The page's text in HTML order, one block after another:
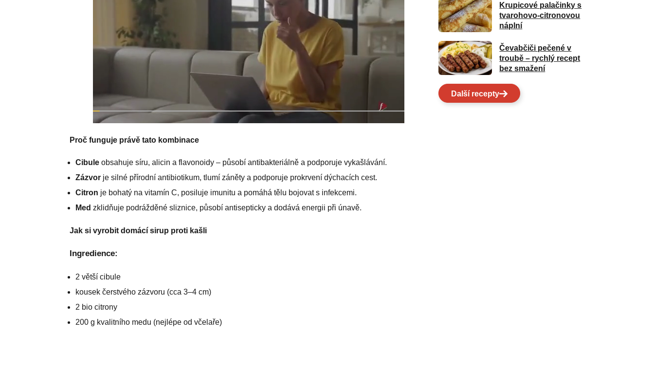
Proč funguje právě tato kombinace
Cibuleobsahuje síru, alicin a flavonoidy – působí antibakteriálně a podporuje vykašlávání.
Zázvorje silné přírodní antibiotikum, tlumí záněty a podporuje prokrvení dýchacích cest.
Citron je bohatý na vitamín C, posiluje imunitu a pomáhá tělu bojovat s infekcemi.
Med zklidňuje podrážděné sliznice, působí antisepticky a dodává energii při únavě.
Jak si vyrobit domácí sirup proti kašli
Ingredience:
2 větší cibule
kousek čerstvého zázvoru (cca 3–4 cm)
2 bio citrony
200 g kvalitního medu (nejlépe od včelaře)
Krupicové palačinky s
tvarohovo-citronovou
náplní
Čevabčiči pečené v
troubě – rychlý recept
bez smažení
Další recepty